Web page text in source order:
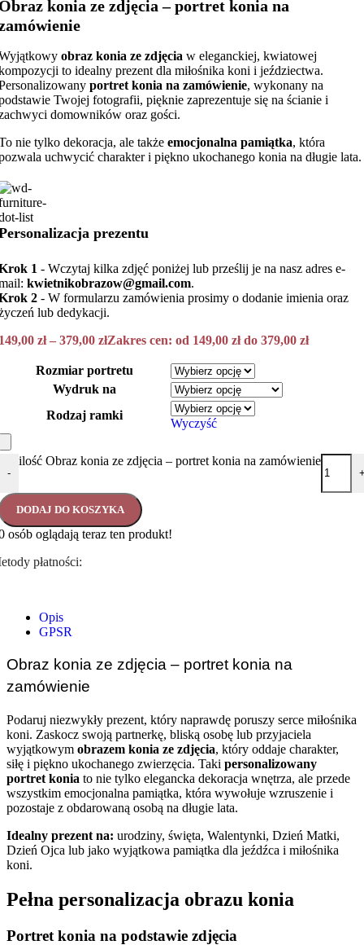
konia ze zdjęcia – portret konia na
obraz konia ze zdjęcia w eleganckiej, kwiatowej
to idealny prezent dla miłośnika koni i jeździectwa.
portret konia na zamówienie, wykonany na
Twojej fotografii, pięknie zaprezentuje się na ścianie i
domowników oraz gości.
nie tylko dekoracja, ale także emocjonalna pamiątka, która
uchwycić charakter i piękno ukochanego konia na długie lata.
prezentu
1 - Wczytaj kilka zdjęć poniżej lub prześlij je na nasz adres e-
kwietnikobrazow@gmail.com.
2 - W formularzu zamówienia prosimy o dodanie imienia oraz
lub dedykacji.
zł – 379,00 złZakres cen: od 149,00 zł do 379,00 zł
Rozmiar portretu
Wydruk na
Rodzaj ramki
Wyczyść
-
ilość Obraz konia ze zdjęcia – portret konia na zamówienie
DODAJ DO KOSZYKA
osób oglądają teraz ten produkt!
płatności:
Opis
GPSR
Obraz konia ze zdjęcia – portret konia na
zamówienie
Podaruj niezwykły prezent, który naprawdę poruszy serce miłośnika
koni. Zaskocz swoją partnerkę, bliską osobę lub przyjaciela
wyjątkowym obrazem konia ze zdjęcia, który oddaje charakter,
siłę i piękno ukochanego zwierzęcia. Taki personalizowany
portret konia to nie tylko elegancka dekoracja wnętrza, ale przede
wszystkim emocjonalna pamiątka, która wywołuje wzruszenie i
pozostaje z obdarowaną osobą na długie lata.
Idealny prezent na: urodziny, święta, Walentynki, Dzień Matki,
Dzień Ojca lub jako wyjątkowa pamiątka dla jeźdźca i miłośnika
koni.
Pełna personalizacja obrazu konia
Portret konia na podstawie zdjęcia